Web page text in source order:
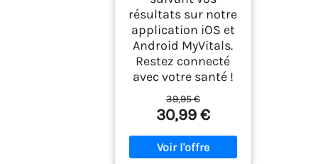
résultats sur notre
application iOS et
Android MyVitals.
Restez connecté
avec votre santé !
39,95 €
30,99 €